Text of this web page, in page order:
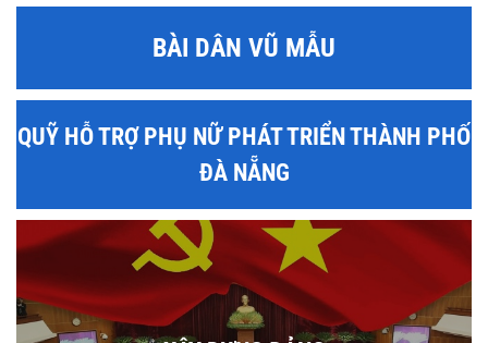
BÀI DÂN VŨ MẪU
QUỸ HỖ TRỢ PHỤ NỮ PHÁT TRIỂN THÀNH PHỐ
ĐÀ NẴNG